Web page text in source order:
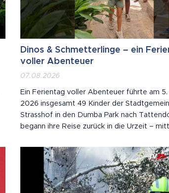
Dinos & Schmetterlinge – ein
voller Abenteuer
07.08.2026
Ein Ferientag voller Abenteuer führte am
2026 insgesamt 49 Kinder der
Strasshof in den Dumba Park nach
begann ihre Reise zurück in die Urzeit –
vor den Toren Wiens. Zwischen rund 60
Dinosauriern tauchten die Kinder in eine